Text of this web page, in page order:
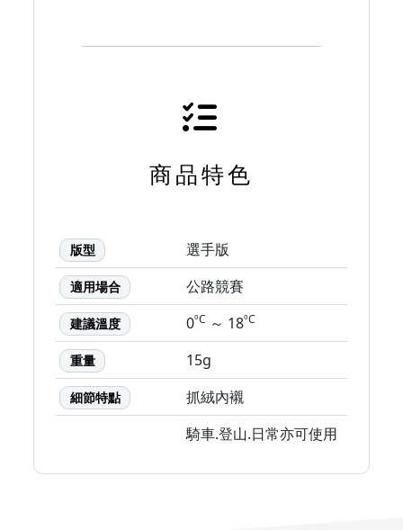
商品特色
版型 選手版
適用場合 公路競賽
建議溫度 0ºC ～ 18ºC
重量 15g
細節特點
抓絨內襯
騎車.登山.日常亦可使用